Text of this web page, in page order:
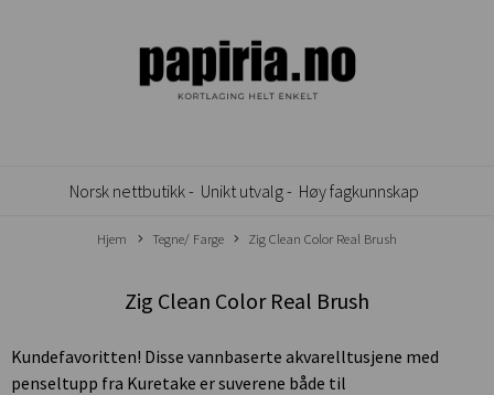
Norsk nettbutikk - Unikt utvalg - Høy fagkunnskap
Hjem Tegne/ Farge Zig Clean Color Real Brush
Zig Clean Color Real Brush
Kundefavoritten! Disse vannbaserte akvarelltusjene med
penseltupp fra Kuretake er suverene både til